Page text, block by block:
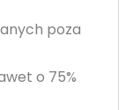
poza
o 75%